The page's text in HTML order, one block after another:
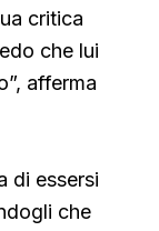
critica
che lui
afferma
di essersi
che